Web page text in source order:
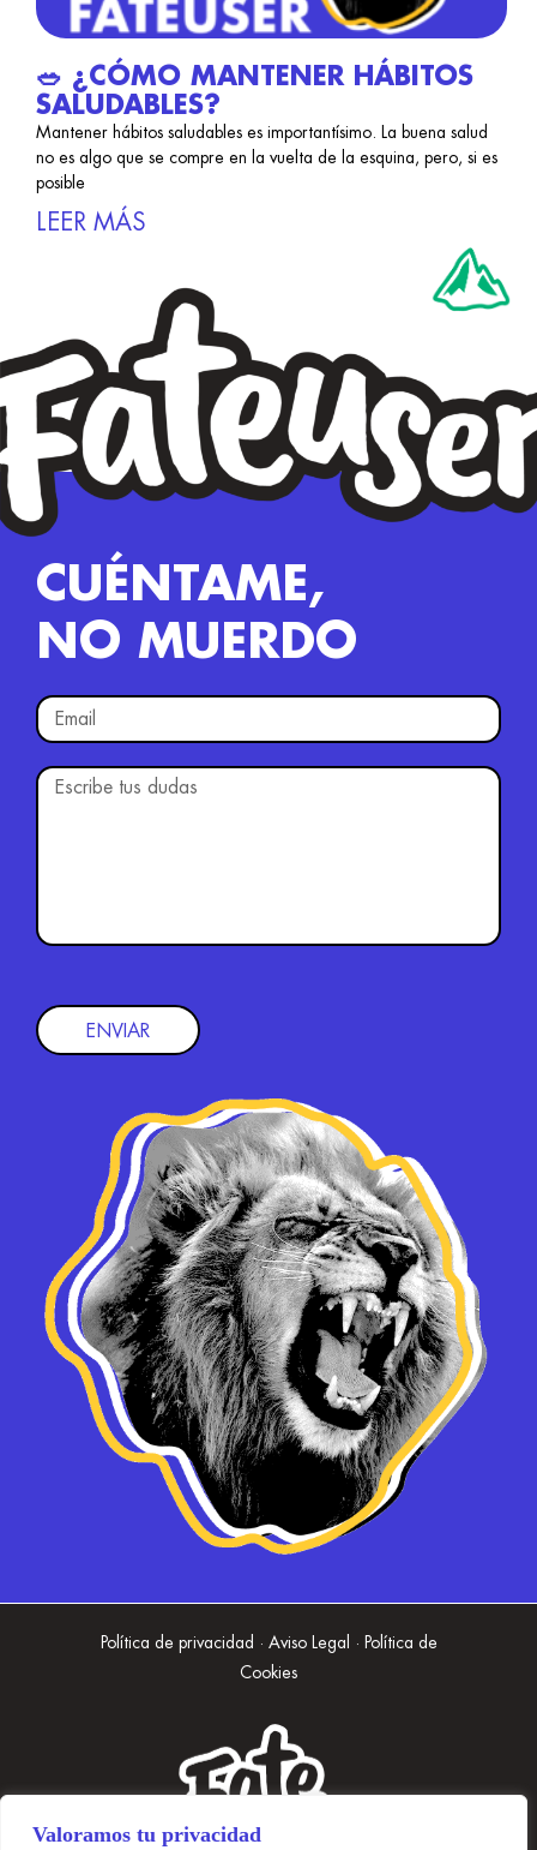
Valoramos tu privacidad
🥗 ¿CÓMO MANTENER HÁBITOS
SALUDABLES?
Mantener hábitos saludables es importantísimo. La buena salud
no es algo que se compre en la vuelta de la esquina, pero, si es
posible
LEER MÁS
CUÉNTAME,
NO MUERDO
ENVIAR
Política de privacidad · Aviso Legal · Política de
Cookies